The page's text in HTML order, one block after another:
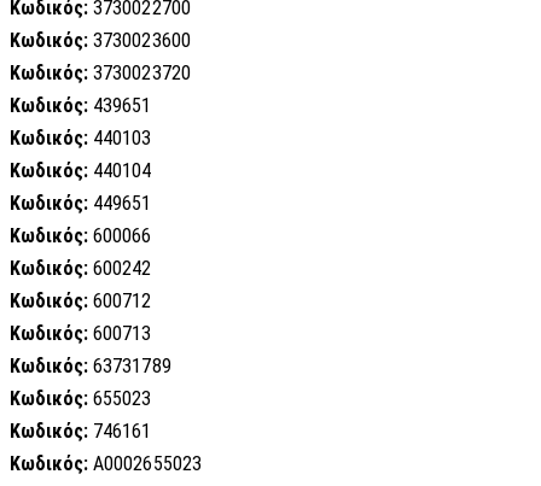
Κωδικός: 3730022700
Κωδικός: 3730023600
Κωδικός: 3730023720
Κωδικός: 439651
Κωδικός: 440103
Κωδικός: 440104
Κωδικός: 449651
Κωδικός: 600066
Κωδικός: 600242
Κωδικός: 600712
Κωδικός: 600713
Κωδικός: 63731789
Κωδικός: 655023
Κωδικός: 746161
Κωδικός: A0002655023